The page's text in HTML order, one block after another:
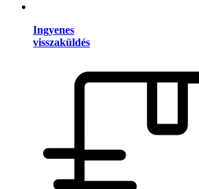
Ingyenes
visszaküldés